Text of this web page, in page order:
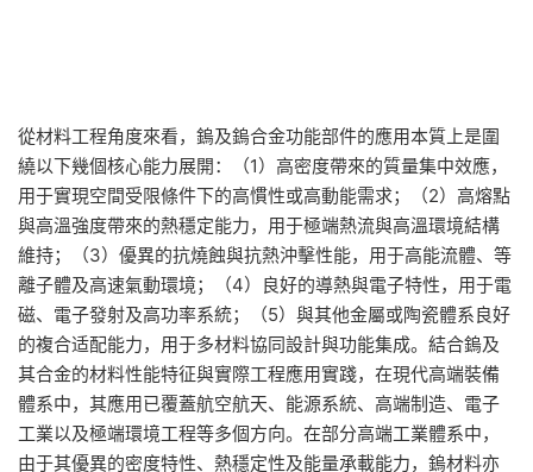
從材料工程角度來看，鎢及鎢合金功能部件的應用本質上是圍
繞以下幾個核心能力展開：（1）高密度帶來的質量集中效應，
用于實現空間受限條件下的高慣性或高動能需求；（2）高熔點
與高溫強度帶來的熱穩定能力，用于極端熱流與高溫環境結構
維持；（3）優異的抗燒蝕與抗熱沖擊性能，用于高能流體、等
離子體及高速氣動環境；（4）良好的導熱與電子特性，用于電
磁、電子發射及高功率系統；（5）與其他金屬或陶瓷體系良好
的複合适配能力，用于多材料協同設計與功能集成。結合鎢及
其合金的材料性能特征與實際工程應用實踐，在現代高端裝備
體系中，其應用已覆蓋航空航天、能源系統、高端制造、電子
工業以及極端環境工程等多個方向。在部分高端工業體系中，
由于其優異的密度特性、熱穩定性及能量承載能力，鎢材料亦